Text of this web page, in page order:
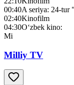
00:40A seriya: 24-
02:40Kinofilm
04:30O‘zbek kino:
Mi
Milliy TV